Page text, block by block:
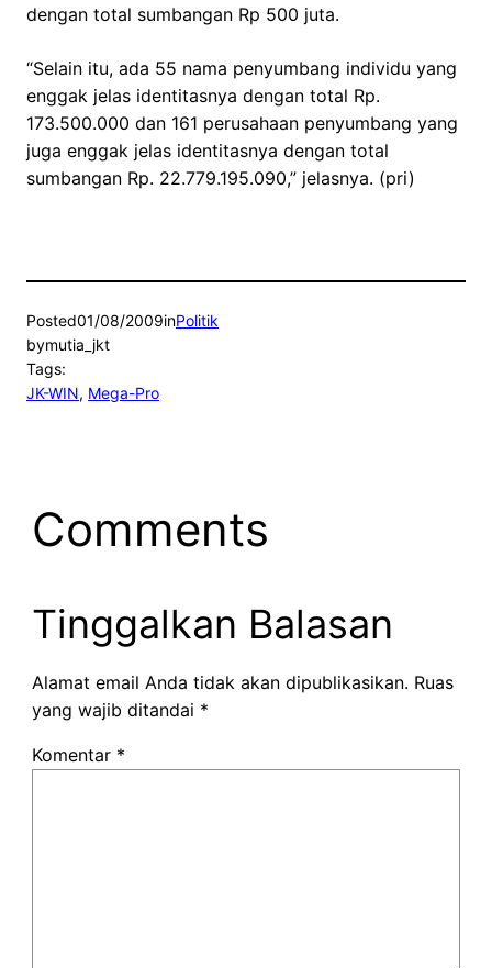
dengan total sumbangan Rp 500 juta.
“Selain itu, ada 55 nama penyumbang individu yang
enggak jelas identitasnya dengan total Rp.
173.500.000 dan 161 perusahaan penyumbang yang
juga enggak jelas identitasnya dengan total
sumbangan Rp. 22.779.195.090,” jelasnya. (pri)
Posted01/08/2009inPolitik
bymutia_jkt
Tags:
JK-WIN, Mega-Pro
Comments
Tinggalkan Balasan
Alamat email Anda tidak akan dipublikasikan. Ruas
yang wajib ditandai *
Komentar *